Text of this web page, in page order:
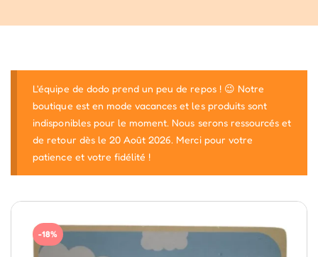
L'équipe de dodo prend un peu de repos ! 😉 Notre
boutique est en mode vacances et les produits sont
indisponibles pour le moment. Nous serons ressourcés et
de retour dès le 20 Août 2026. Merci pour votre
patience et votre fidélité !
-18%